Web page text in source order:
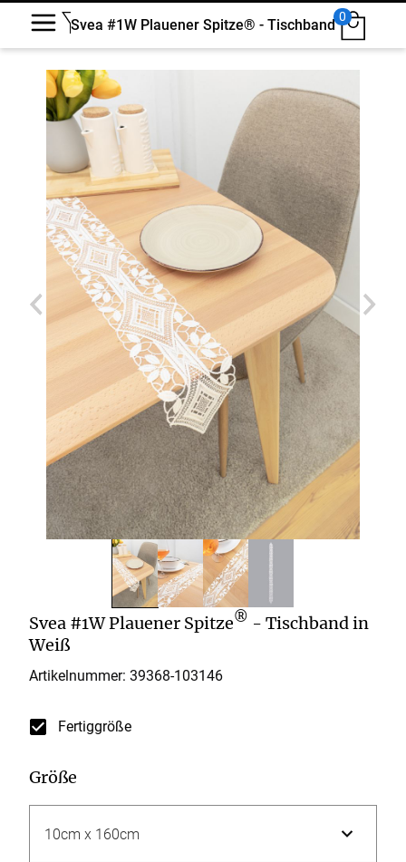
Svea #1W Plauener Spitze® - Tischband
0
Svea #1W Plauener Spitze® - Tischband in
Weiß
Artikelnummer: 39368-103146
Fertiggröße
Größe